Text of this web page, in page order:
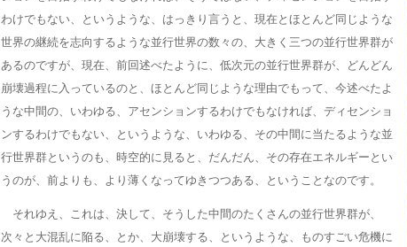
わけでもない、というような、はっきり言うと、現在とほとんど同じような
世界の継続を志向するような並行世界の数々の、大きく三つの並行世界群が
あるのですが、現在、前回述べたように、低次元の並行世界群が、どんどん
崩壊過程に入っているのと、ほとんど同じような理由でもって、今述べたよ
うな中間の、いわゆる、アセンションするわけでもなければ、ディセンショ
ンするわけでもない、というような、いわゆる、その中間に当たるような並
行世界群というのも、時空的に見ると、だんだん、その存在エネルギーとい
うのが、前よりも、より薄くなってゆきつつある、ということなのです。
それゆえ、これは、決して、そうした中間のたくさんの並行世界群が、
次々と大混乱に陥る、とか、大崩壊する、というような、ものすごい危機に